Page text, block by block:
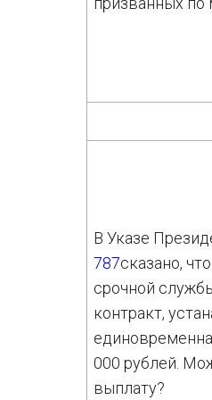
В Указе
787сказано,
срочной
контракт,
000 рублей.
выплату?